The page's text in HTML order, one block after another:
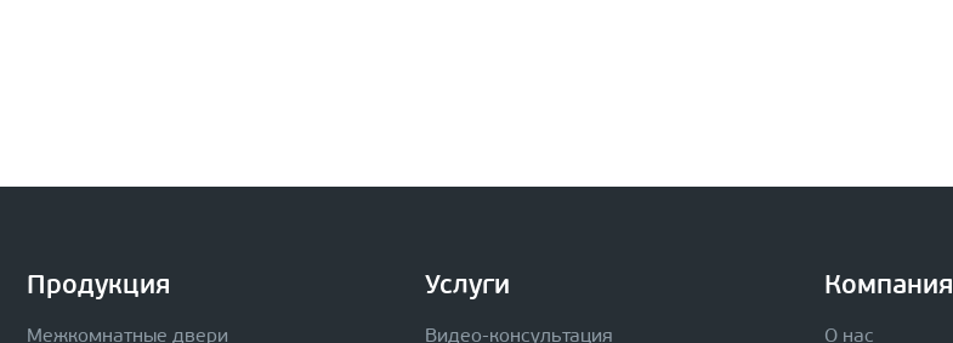
Продукция
Межкомнатные двери
Услуги
Видео-консультация
Компания
О нас